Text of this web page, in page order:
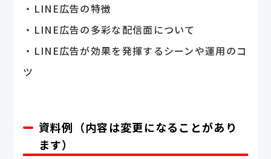
・LINE広告の特徴
・LINE広告の多彩な配信面について
・LINE広告が効果を発揮するシーンや運用のコ
ツ
資料例（内容は変更になることがあり
ます）